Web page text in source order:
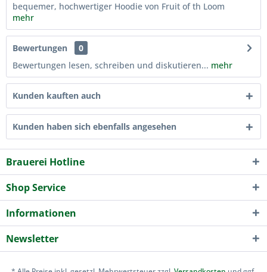
bequemer, hochwertiger Hoodie von Fruit of th Loom
mehr
Bewertungen
0
Bewertungen lesen, schreiben und diskutieren... mehr
Kunden kauften auch
Kunden haben sich ebenfalls angesehen
Brauerei Hotline
Shop Service
Informationen
Newsletter